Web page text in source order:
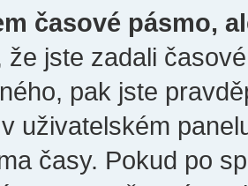
časové pásmo,
že jste zadali
pak jste
uživatelském
časy. Pokud po